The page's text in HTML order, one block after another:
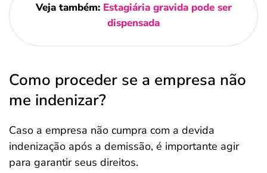
Veja também: Estagiária gravida pode ser
dispensada
Como proceder se a empresa não
me indenizar?
Caso a empresa não cumpra com a devida
indenização após a demissão, é importante agir
para garantir seus direitos.